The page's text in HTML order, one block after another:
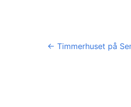
← Timmerhuset på